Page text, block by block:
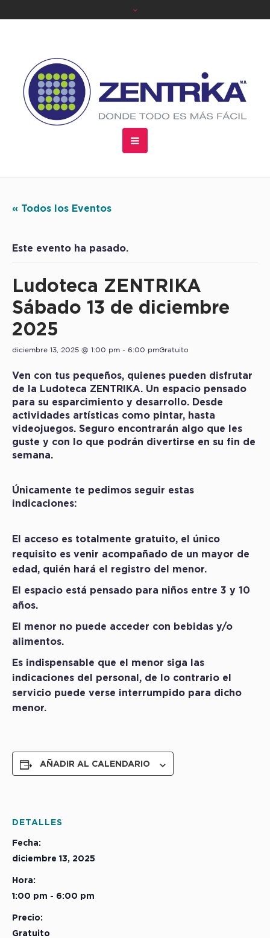
« Todos los Eventos
Este evento ha pasado.
Ludoteca ZENTRIKA
Sábado 13 de diciembre
2025
diciembre 13, 2025 @ 1:00 pm - 6:00 pmGratuito
Ven con tus pequeños, quienes pueden disfrutar
de la Ludoteca ZENTRIKA. Un espacio pensado
para su esparcimiento y desarrollo. Desde
actividades artísticas como pintar, hasta
videojuegos. Seguro encontrarán algo que les
guste y con lo que podrán divertirse en su fin de
semana.
Únicamente te pedimos seguir estas
indicaciones:
El acceso es totalmente gratuito, el único
requisito es venir acompañado de un mayor de
edad, quién hará el registro del menor.
El espacio está pensado para niños entre 3 y 10
años.
El menor no puede acceder con bebidas y/o
alimentos.
Es indispensable que el menor siga las
indicaciones del personal, de lo contrario el
servicio puede verse interrumpido para dicho
menor.
AÑADIR AL CALENDARIO
DETALLES
Fecha:
diciembre 13, 2025
Hora:
1:00 pm - 6:00 pm
Precio:
Gratuito